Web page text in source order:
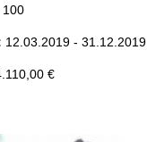
100
12.03.2019 - 31.12.2019
€